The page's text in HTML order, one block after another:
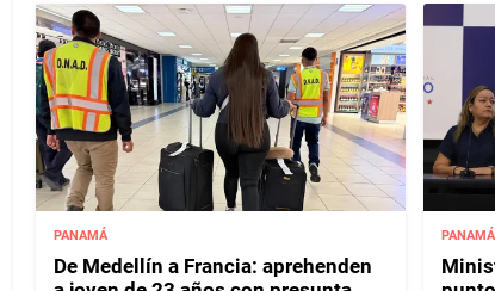
PANAMÁ
De Medellín a Francia: aprehenden
PANAMÁ